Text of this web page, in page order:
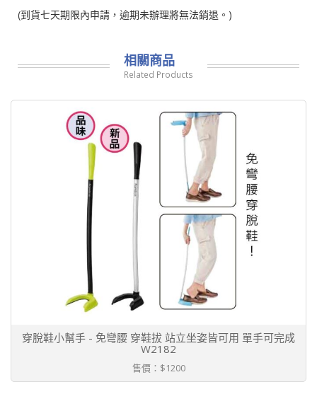
(到貨七天期限內申請，逾期未辦理將無法銷退。)
相關商品
Related Products
穿脫鞋小幫手 - 免彎腰 穿鞋拔 站立坐姿皆可用 單手可完成
W2182
售價：$1200